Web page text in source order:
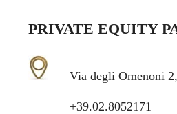
PRIVATE EQUITY
Via degli Omenoni 2,
+39.02.8052171